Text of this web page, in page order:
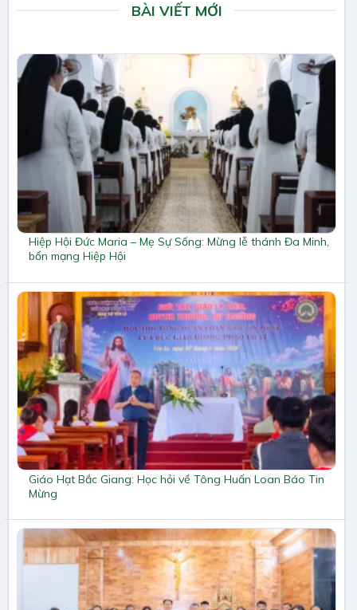
BÀI VIẾT MỚI
Hiệp Hội Đức Maria – Mẹ Sự Sống: Mừng lễ thánh Đa Minh,
bổn mạng Hiệp Hội
Giáo Hạt Bắc Giang: Học hỏi về Tông Huấn Loan Báo Tin
Mừng